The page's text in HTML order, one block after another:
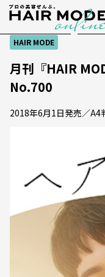
HAIR MODE
月刊『HAIR
No.700
2018年6月1日発売／A4